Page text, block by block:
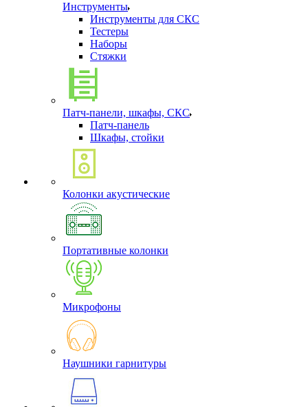
Инструменты
Инструменты для СКС
Тестеры
Наборы
Стяжки
Патч-панели, шкафы, СКС
Патч-панель
Шкафы, стойки
Колонки акустические
Портативные колонки
Микрофоны
Наушники гарнитуры